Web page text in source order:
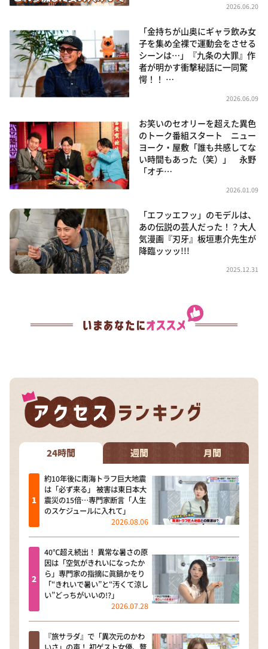
2026.06.20
「金持ちが山奥にギャラ飲み女
子を集め全裸で運動会をさせる
シーンは…」『九条の大罪』作
者が明かす衝撃秘話に一同驚
愕！！ …
2026.06.09
お笑いのセオリーを超えた異色
のトーク番組スタート ニュー
ヨーク・屋敷「誰も共感してな
い時間もあった（笑）」 永野
「オチ…
2026.01.09
「エフッエフッ」のモデルは、
あの伝説の芸人だった！？大人
気漫画『刃牙』板垣恵介先生が
降臨ッッッ!!!
2025.12.31
24時間 週間 月間
約10年後に南海トラフ巨大地震
は「必ず来る」 被害は東日本大
震災の15倍…専門家断言「人生
のスケジュールに入れて」
2026.08.06
40℃超え続出！ 異常な暑さの原
因は「空気がきれいになったか
ら」専門家の指摘に眞鍋かをり
「“きれいで暑い”と“汚くて涼し
い”どっちがいいの!?」
2026.07.28
『旅サラダ』で「異次元のかわ